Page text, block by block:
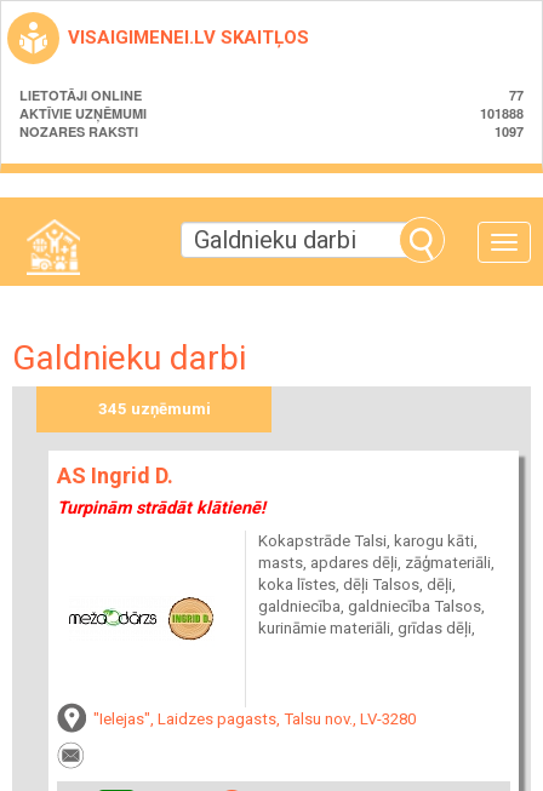
VISAIGIMENEI.LV SKAITĻOS
LIETOTĀJI ONLINE
77
AKTĪVIE UZŅĒMUMI
101888
NOZARES RAKSTI
1097
Toggle
Galdnieku darbi
345 uzņēmumi
AS Ingrid D.
Turpinām strādāt klātienē!
Kokapstrāde Talsi, karogu kāti,
masts, apdares dēļi, zāģmateriāli,
koka līstes, dēļi Talsos, dēļi,
galdniecība, galdniecība Talsos,
kurināmie materiāli, grīdas dēļi,
"Ielejas", Laidzes pagasts, Talsu nov., LV-3280